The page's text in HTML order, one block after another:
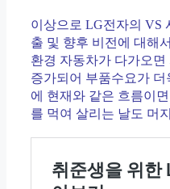
이상으로 LG전자의 VS
출 및 향후 비전에 대해
환경 자동차가 다가오
증가되어 부품수요가
에 현재와 같은 흐름이
를 먹여 살리는 날도 머